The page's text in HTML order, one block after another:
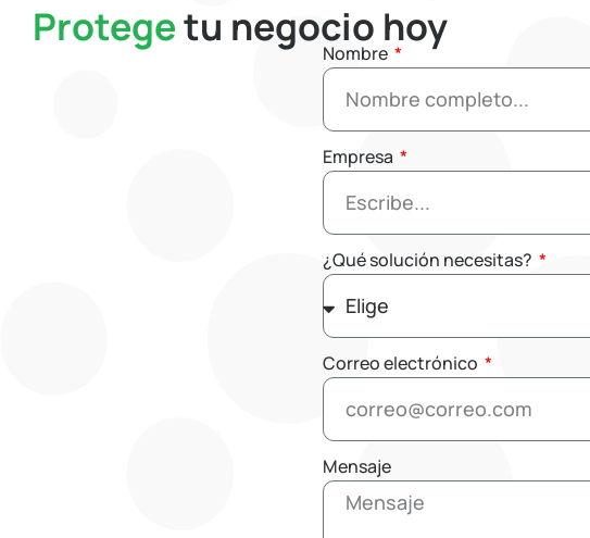
Protegetu negocio hoy
Nombre
Empresa
¿Qué solución necesitas?
Correo electrónico
Mensaje